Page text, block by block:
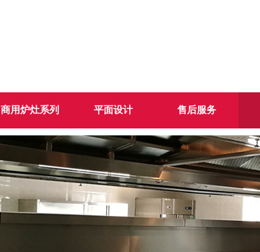
商用炉灶系列 平面设计 售后服务